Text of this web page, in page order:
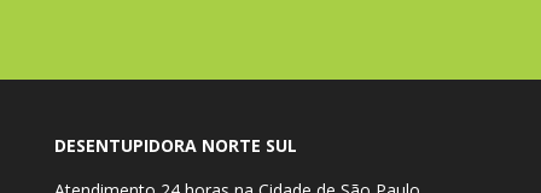
DESENTUPIDORA NORTE SUL